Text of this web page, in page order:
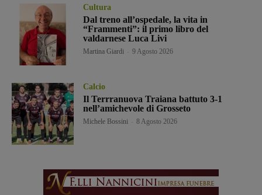
Cultura
Dal treno all’ospedale, la vita in
“Frammenti”: il primo libro del
valdarnese Luca Livi
Martina Giardi 9 Agosto 2026
Calcio
Il Terrranuova Traiana battuto 3-1
nell’amichevole di Grosseto
Michele Bossini 8 Agosto 2026